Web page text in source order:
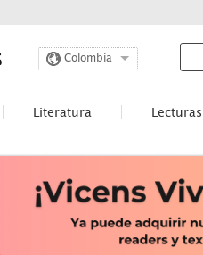
Colombia
Literatura